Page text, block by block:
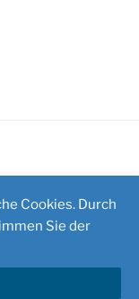
Cookies. Durch
Sie der